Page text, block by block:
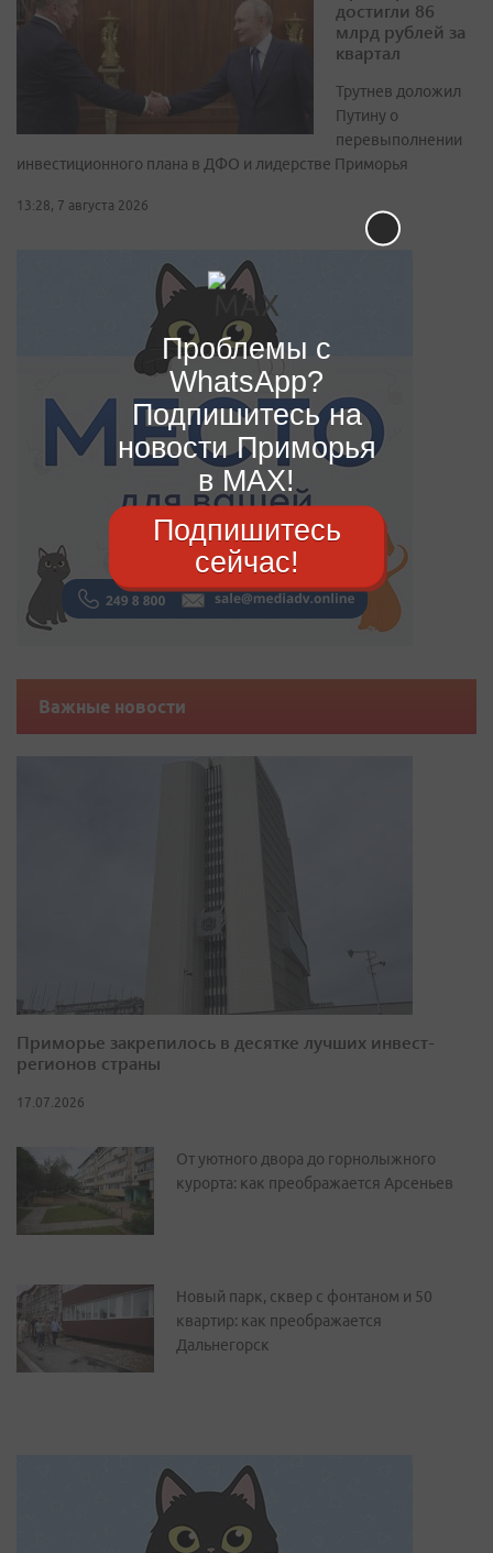
достигли 86
млрд рублей за
квартал
Трутнев доложил
Путину о
перевыполнении
инвестиционного плана в ДФО и лидерстве Приморья
13:28, 7 августа 2026
Важные новости
Приморье закрепилось в десятке лучших инвест-
регионов страны
17.07.2026
От уютного двора до горнолыжного
курорта: как преображается Арсеньев
Новый парк, сквер с фонтаном и 50
квартир: как преображается
Дальнегорск
Проблемы с
WhatsApp?
Подпишитесь на
новости Приморья
в MAX!
Подпишитесь
сейчас!